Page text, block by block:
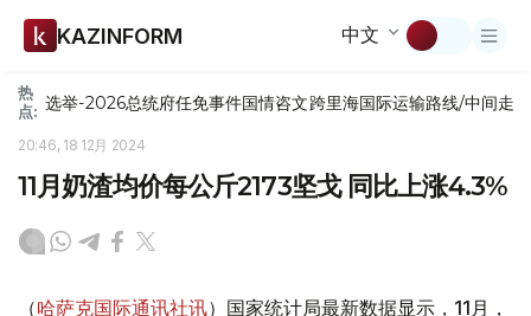
KAZINFORM 中文
热
点: 选举-2026总统府任免事件国情咨文跨里海国际运输路线/中间走廊
20:46, 18 12月 2024
11月奶渣均价每公斤2173坚戈 同比上涨4.3%
（哈萨克国际通讯社讯）国家统计局最新数据显示，11月，